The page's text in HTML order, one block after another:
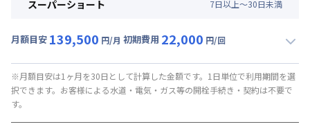
初期費用
光熱費他 : 24,000円/月 (800円/日) (税抜)
その他費用 :
管理費: 24,000円/月 (800円/日)
初期費用
スーパーショート 7日以上～30日未満
月額目安 139,500 円/月 初期費用 22,000 円/回
月額賃料目安(30日利用)
賃料 : 81,000円/月 (2,700円/日) (税抜)
光熱費他 :
※月額目安は1ヶ月を30日として計算した金額です。1日単位で利用期間を選
択できます。お客様による水道・電気・ガス等の開栓手続き・契約は不要で
す。